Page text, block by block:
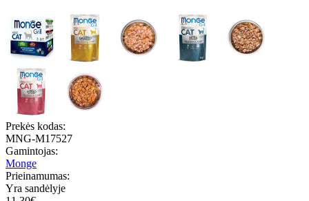
Prekės kodas:
MNG-M17527
Gamintojas:
Monge
Prieinamumas:
Yra sandėlyje